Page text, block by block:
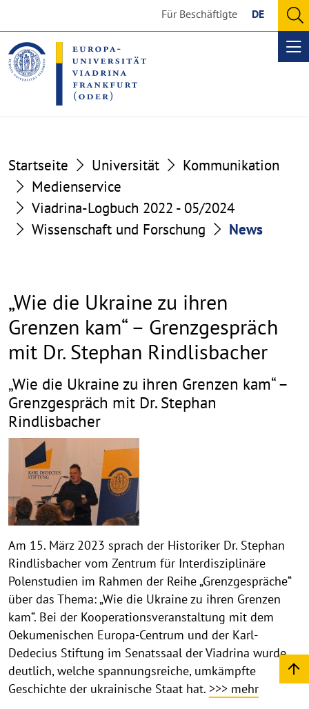
the
content
section
the
footer
section
Für Beschäftigte DE
Startseite Universität
Kommunikation
Medienservice
Viadrina-Logbuch 2022 - 05/2024
Wissenschaft und Forschung
News
„Wie die Ukraine zu ihren
Grenzen kam“ – Grenzgespräch
mit Dr. Stephan Rindlisbacher
„Wie die Ukraine zu ihren Grenzen kam“ –
Grenzgespräch mit Dr. Stephan
Rindlisbacher
Am 15. März 2023 sprach der Historiker Dr. Stephan
Rindlisbacher vom Zentrum für Interdisziplinäre
Polenstudien im Rahmen der Reihe „Grenzgespräche“
über das Thema: „Wie die Ukraine zu ihren Grenzen
kam“. Bei der Kooperationsveranstaltung mit dem
Oekumenischen Europa-Centrum und der Karl-
Dedecius Stiftung im Senatssaal der Viadrina wurde
deutlich, welche spannungsreiche, umkämpfte
Geschichte der ukrainische Staat hat. >>> mehr